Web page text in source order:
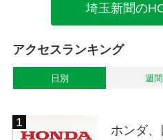
埼玉新聞の
アクセスランキング
日別 週間
ホンダ